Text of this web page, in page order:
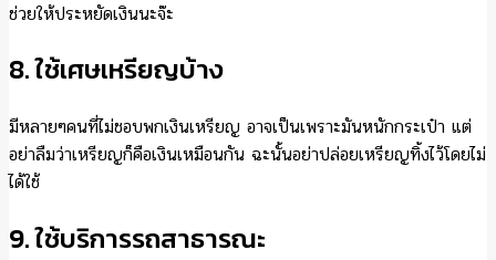
ช่วยให้ประหยัดเงินนะจ๊ะ
8. ใช้เศษเหรียญบ้าง
มีหลายๆคนที่ไม่ชอบพกเงินเหรียญ อาจเป็นเพราะมันหนักกระเป๋า แต่
อย่าลืมว่าเหรียญก็คือเงินเหมือนกัน ฉะนั้นอย่าปล่อยเหรียญทิ้งไว้โดยไม่
ได้ใช้
9. ใช้บริการรถสาธารณะ